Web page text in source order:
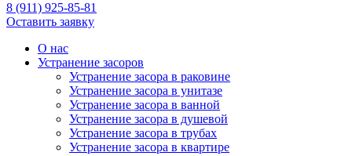
8 (911) 925-85-81
Оставить заявку
О нас
Устранение засоров
Устранение засора в раковине
Устранение засора в унитазе
Устранение засора в ванной
Устранение засора в душевой
Устранение засора в трубах
Устранение засора в квартире